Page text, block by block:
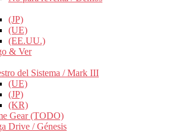
(JP)
(UE)
(EE.UU.)
& Ver
del Sistema / Mark III
(UE)
(JP)
(KR)
Gear (TODO)
Drive / Génesis